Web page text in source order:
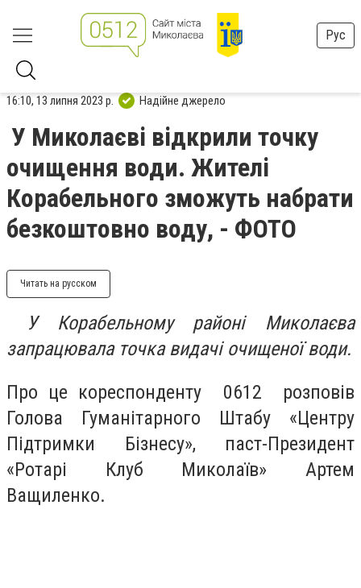
Рус
16:10, 13 липня 2023 р. Надійне джерело
У Миколаєві відкрили точку
очищення води. Жителі
Корабельного зможуть набрати
безкоштовно воду, - ФОТО
Читать на русском
У Корабельному районі Миколаєва
запрацювала точка видачі очищеної води.
Про це кореспонденту 0612 розповів
Голова Гуманітарного Штабу «Центру
Підтримки Бізнесу», паст-Президент
«Ротарі Клуб Миколаїв» Артем
Ващиленко.